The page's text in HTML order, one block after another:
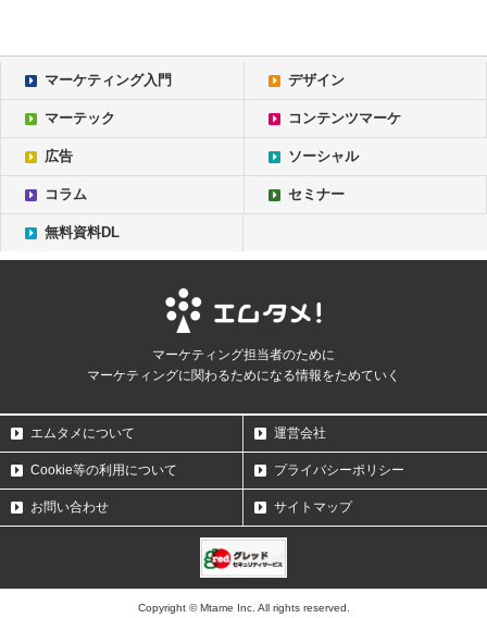
マーケティング入門 デザイン
マーテック コンテンツマーケ
広告 ソーシャル
コラム セミナー
無料資料DL
マーケティング担当者のために
マーケティングに関わるためになる情報をためていく
エムタメについて 運営会社
Cookie等の利用について プライバシーポリシー
お問い合わせ サイトマップ
Copyright © Mtame Inc. All rights reserved.